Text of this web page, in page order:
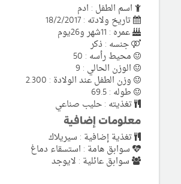
اسم الطفل : ادم
تاريخ ولادته : 18/2/2017
عمره : 11شهر و26يوم
جنسه : ذكر
محيط رأسه : 50
الوزن الحالي : 9
وزن الطفل عند الولادة : 2.300
طوله : 69.5
تغذيته : حليب صناعي
معلومات إضافية
تغذية إضافية : سيريلاك
سوابق هامة : استسقاء دماغ
سوابق عائلية : لايوجد